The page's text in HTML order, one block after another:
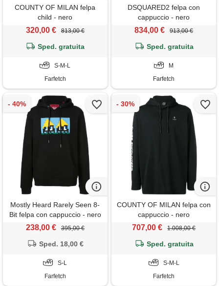
COUNTY OF MILAN felpa
child - nero
320,00 € 813,00 €
Sped. gratuita
S-M-L
Farfetch
DSQUARED2 felpa con
cappuccio - nero
834,00 € 913,00 €
Sped. gratuita
M
Farfetch
Mostly Heard Rarely Seen 8-
Bit felpa con cappuccio - nero
238,00 € 395,00 €
Sped. 18,00 €
S-L
Farfetch
COUNTY OF MILAN felpa con
cappuccio - nero
707,00 € 1.008,00 €
Sped. gratuita
S-M-L
Farfetch